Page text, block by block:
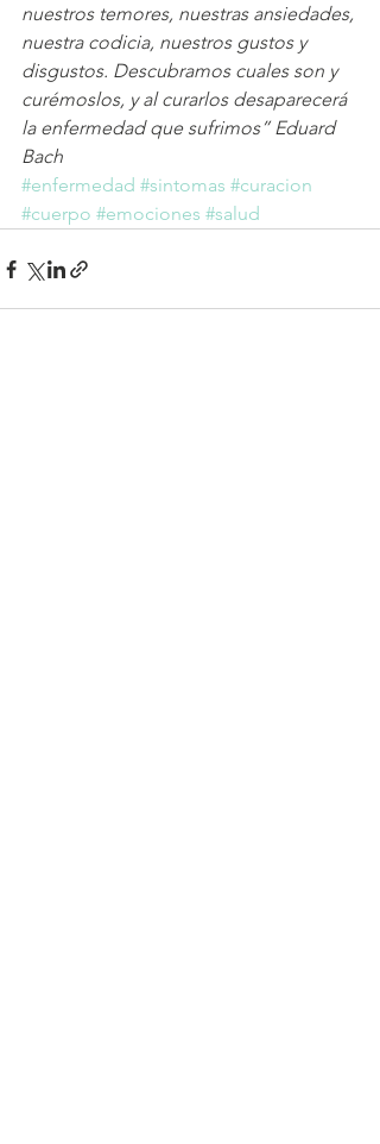
nuestros temores, nuestras ansiedades,
nuestra codicia, nuestros gustos y
disgustos. Descubramos cuales son y
curémoslos, y al curarlos desaparecerá
la enfermedad que sufrimos” Eduard
Bach
#enfermedad #sintomas #curacion
#cuerpo #emociones #salud